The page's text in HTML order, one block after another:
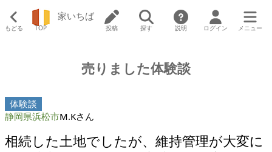
もどる TOP
家いちば
投稿 探す 説明 ログイン メニュー
売りました体験談
体験談
静岡県浜松市M.Kさん
相続した土地でしたが、維持管理が大変に